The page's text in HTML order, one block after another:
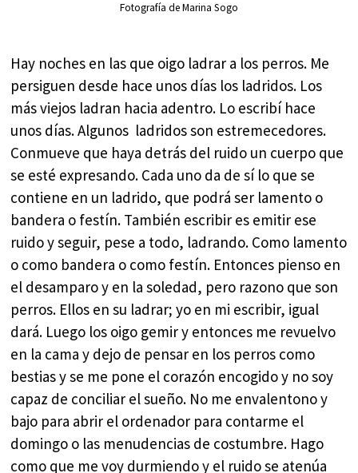
Fotografía de Marina Sogo
Hay noches en las que oigo ladrar a los perros. Me
persiguen desde hace unos días los ladridos. Los
más viejos ladran hacia adentro. Lo escribí hace
unos días. Algunos ladridos son estremecedores.
Conmueve que haya detrás del ruido un cuerpo que
se esté expresando. Cada uno da de sí lo que se
contiene en un ladrido, que podrá ser lamento o
bandera o festín. También escribir es emitir ese
ruido y seguir, pese a todo, ladrando. Como lamento
o como bandera o como festín. Entonces pienso en
el desamparo y en la soledad, pero razono que son
perros. Ellos en su ladrar; yo en mi escribir, igual
dará. Luego los oigo gemir y entonces me revuelvo
en la cama y dejo de pensar en los perros como
bestias y se me pone el corazón encogido y no soy
capaz de conciliar el sueño. No me envalentono y
bajo para abrir el ordenador para contarme el
domingo o las menudencias de costumbre. Hago
como que me voy durmiendo y el ruido se atenúa